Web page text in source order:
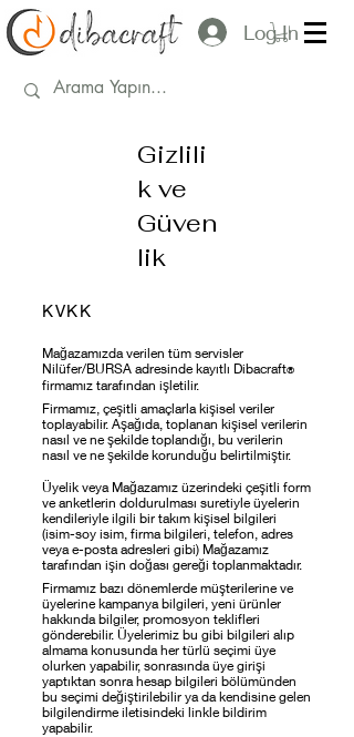
Log In
Gizlili
k ve
Güven
lik
KVKK
Mağazamızda verilen tüm servisler
Nilüfer/BURSA adresinde kayıtlı Dibacraft®
firmamız tarafından işletilir.
Firmamız, çeşitli amaçlarla kişisel veriler
toplayabilir. Aşağıda, toplanan kişisel verilerin
nasıl ve ne şekilde toplandığı, bu verilerin
nasıl ve ne şekilde korunduğu belirtilmiştir.
Üyelik veya Mağazamız üzerindeki çeşitli form
ve anketlerin doldurulması suretiyle üyelerin
kendileriyle ilgili bir takım kişisel bilgileri
(isim-soy isim, firma bilgileri, telefon, adres
veya e-posta adresleri gibi) Mağazamız
tarafından işin doğası gereği toplanmaktadır.
Firmamız bazı dönemlerde müşterilerine ve
üyelerine kampanya bilgileri, yeni ürünler
hakkında bilgiler, promosyon teklifleri
gönderebilir. Üyelerimiz bu gibi bilgileri alıp
almama konusunda her türlü seçimi üye
olurken yapabilir, sonrasında üye girişi
yaptıktan sonra hesap bilgileri bölümünden
bu seçimi değiştirilebilir ya da kendisine gelen
bilgilendirme iletisindeki linkle bildirim
yapabilir.